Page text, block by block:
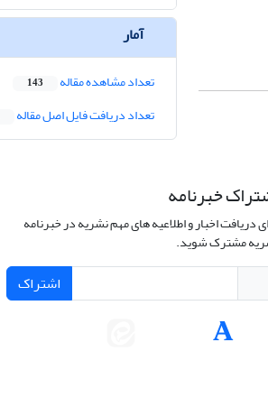
آمار
تعداد مشاهده مقاله 143
تعداد دریافت فایل اصل مقاله
خبرنامه
دریافت اخبار و اطلاعیه های مهم نشریه در خبرنامه
مشترک شوید.
اشتراک